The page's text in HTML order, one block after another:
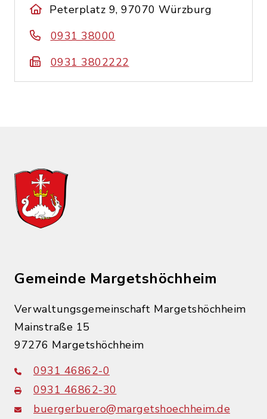
Peterplatz 9, 97070 Würzburg
0931 38000
0931 3802222
Gemeinde Margetshöchheim
Verwaltungsgemeinschaft Margetshöchheim
Mainstraße 15
97276 Margetshöchheim
0931 46862-0
0931 46862-30
buergerbuero@margetshoechheim.de